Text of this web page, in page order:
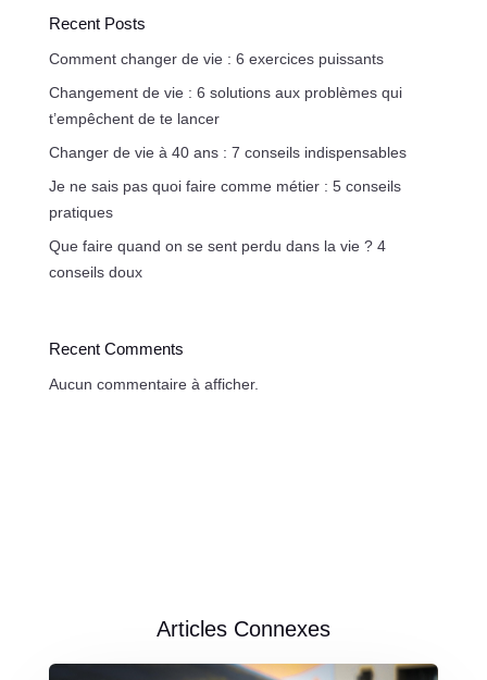
Recent Posts
Comment changer de vie : 6 exercices puissants
Changement de vie : 6 solutions aux problèmes qui
t’empêchent de te lancer
Changer de vie à 40 ans : 7 conseils indispensables
Je ne sais pas quoi faire comme métier : 5 conseils
pratiques
Que faire quand on se sent perdu dans la vie ? 4
conseils doux
Recent Comments
Aucun commentaire à afficher.
Articles Connexes